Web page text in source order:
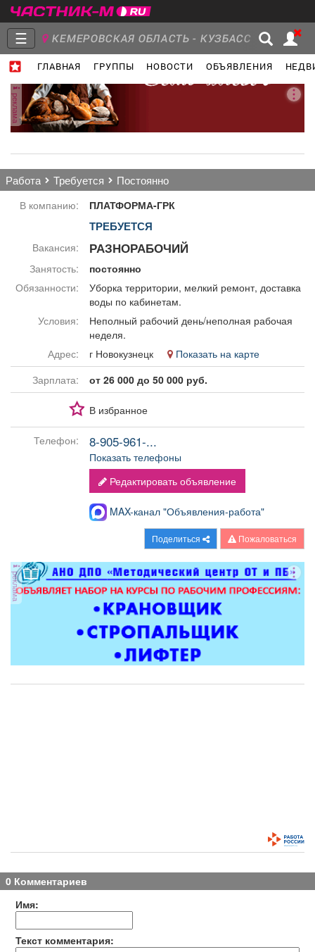
☰ КЕМЕРОВСКАЯ ОБЛАСТЬ - КУЗБАСС
ГЛАВНАЯ ГРУППЫ НОВОСТИ ОБЪЯВЛЕНИЯ
Главная
Группы Новости
Работа Транспорт
Обучение Проекты
Я - пенсионер
реклама
работа требуется постоянно
В компанию: ПЛАТФОРМА-ГРК
ТРЕБУЕТСЯ
Вакансия: РАЗНОРАБОЧИЙ
Занятость:
постоянно
Обязанности:
Уборка территории, мелкий ремонт, доставка
воды по кабинетам.
Условия:
Неполный рабочий день/неполная рабочая
неделя.
Адрес:
г Новокузнецк
Показать на карте
Зарплата:
от 26 000 до 50 000 руб.
В избранное
Телефон: 8-905-961-...
Показать телефоны
Редактировать объявление
MAX-канал "Объявления-работа"
Поделиться Пожаловаться
реклама
0 Комментариев
Имя:
Текст комментария: